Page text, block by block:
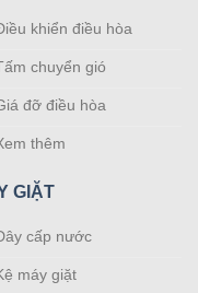
75mm x 75mm)
lỗ 100mm x 100mm)
gắn tường
thì Model North
màn hình đa năng
cho các đời màn TV,
khiển điều hòa
chuyển gió
đỡ điều hòa
thêm
GIẶT
cấp nước
máy giặt